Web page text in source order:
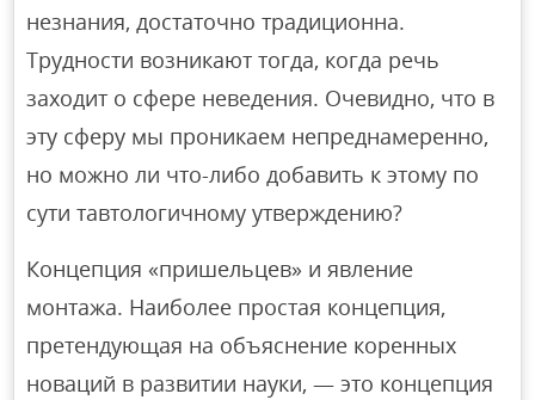
незнания, достаточно традиционна.
Трудности возникают тогда, когда речь
заходит о сфере неведения. Очевидно, что в
эту сферу мы проникаем непреднамеренно,
но можно ли что-либо добавить к этому по
сути тавтологичному утверждению?
Концепция «пришельцев» и явление
монтажа. Наиболее простая концепция,
претендующая на объяснение коренных
новаций в развитии науки, — это концепция